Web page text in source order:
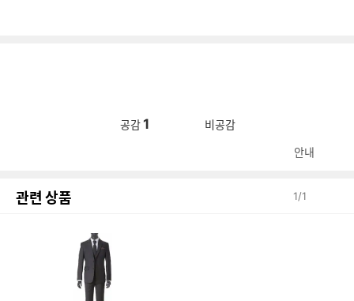
공감 1 비공감
안내
관련 상품 1/1